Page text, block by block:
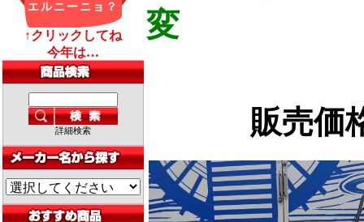
詳細検索
変
販売